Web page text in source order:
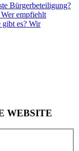
Bürgerbeteiligung?
empfiehlt
gibt es? Wir
WEBSITE